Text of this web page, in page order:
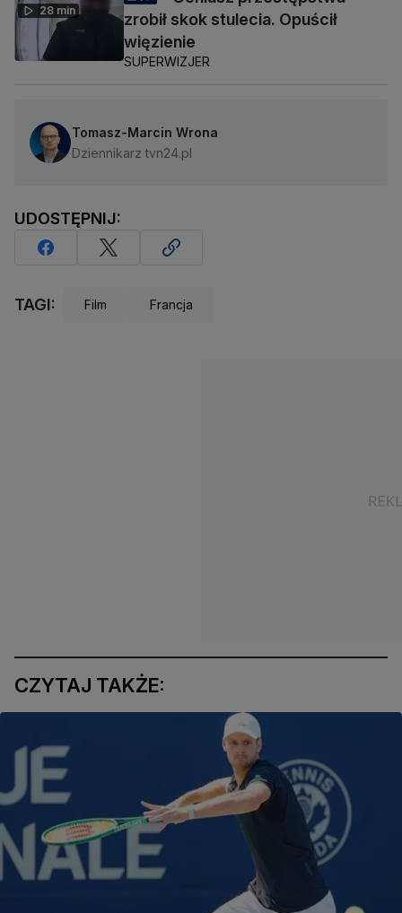
28 min
zrobił skok stulecia. Opuścił
więzienie
SUPERWIZJER
Tomasz-Marcin Wrona
Dziennikarz tvn24.pl
UDOSTĘPNIJ:
TAGI: Film Francja
CZYTAJ TAKŻE: